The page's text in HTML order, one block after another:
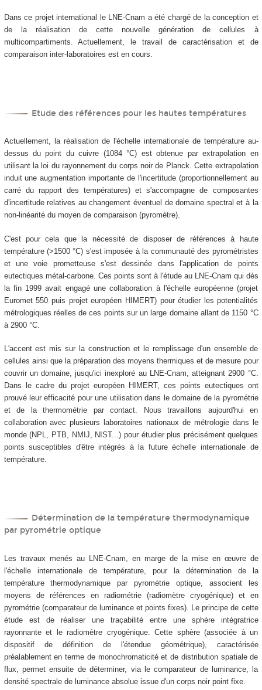
Dans ce projet international le LNE-Cnam a été chargé de la conception et
de la réalisation de cette nouvelle génération de cellules à
multicompartiments. Actuellement, le travail de caractérisation et de
comparaison inter-laboratoires est en cours.
Etude des références pour les hautes températures
Actuellement, la réalisation de l'échelle internationale de température au-
dessus du point du cuivre (1084 °C) est obtenue par extrapolation en
utilisant la loi du rayonnement du corps noir de Planck. Cette extrapolation
induit une augmentation importante de l'incertitude (proportionnellement au
carré du rapport des températures) et s'accompagne de composantes
d'incertitude relatives au changement éventuel de domaine spectral et à la
non-linéarité du moyen de comparaison (pyromètre).
C'est pour cela que la nécessité de disposer de références à haute
température (>1500 °C) s'est imposée à la communauté des pyrométristes
et une voie prometteuse s'est dessinée dans l'application de points
eutectiques métal-carbone. Ces points sont à l'étude au LNE-Cnam qui dès
la fin 1999 avait engagé une collaboration à l'échelle européenne (projet
Euromet 550 puis projet européen HIMERT) pour étudier les potentialités
métrologiques réelles de ces points sur un large domaine allant de 1150 °C
à 2900 °C.
L'accent est mis sur la construction et le remplissage d'un ensemble de
cellules ainsi que la préparation des moyens thermiques et de mesure pour
couvrir un domaine, jusqu'ici inexploré au LNE-Cnam, atteignant 2900 °C.
Dans le cadre du projet européen HIMERT, ces points eutectiques ont
prouvé leur efficacité pour une utilisation dans le domaine de la pyrométrie
et de la thermométrie par contact. Nous travaillons aujourd'hui en
collaboration avec plusieurs laboratoires nationaux de métrologie dans le
monde (NPL, PTB, NMIJ, NIST...) pour étudier plus précisément quelques
points susceptibles d'être intégrés à la future échelle internationale de
température.
Détermination de la température thermodynamique
par pyrométrie optique
Les travaux menés au LNE-Cnam, en marge de la mise en œuvre de
l'échelle internationale de température, pour la détermination de la
température thermodynamique par pyrométrie optique, associent les
moyens de références en radiométrie (radiomètre cryogénique) et en
pyrométrie (comparateur de luminance et points fixes). Le principe de cette
étude est de réaliser une traçabilité entre une sphère intégratrice
rayonnante et le radiomètre cryogénique. Cette sphère (associée à un
dispositif de définition de l'étendue géométrique), caractérisée
préalablement en terme de monochromaticité et de distribution spatiale de
flux, permet ensuite de déterminer, via le comparateur de luminance, la
densité spectrale de luminance absolue issue d'un corps noir point fixe.